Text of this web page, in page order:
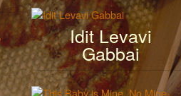
Idit Levavi
Gabbai